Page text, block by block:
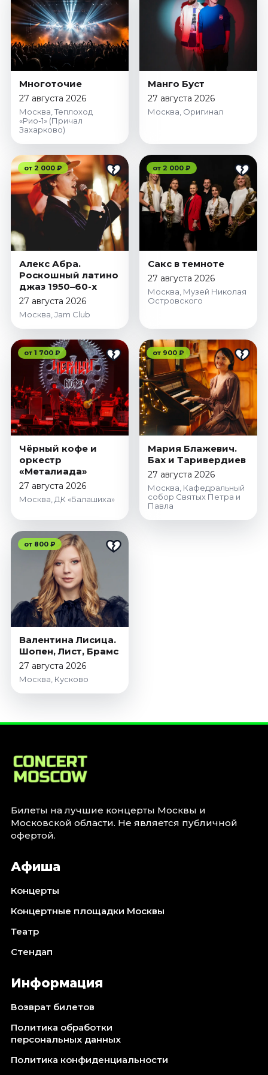
Январь 2027
Стендап
Август 2026
Сентябрь 2026
Ноябрь 2026
Декабрь 2026
Выставки
Август 2026
Сентябрь 2026
Октябрь 2026
Декабрь 2026
Январь 2027
Экскурсии
Сентябрь 2026
Октябрь 2026
Спорт
Август 2026
Октябрь 2026
События
Август 2026
Сентябрь 2026
Октябрь 2026
Декабрь 2026
Январь 2027
Многоточие
27 августа 2026
Москва, Теплоход
«Рио-1» (Причал
Захарково)
Манго Буст
27 августа 2026
Москва, Оригинал
от 2 000 ₽
Алекс Абра.
Роскошный латино
джаз 1950–60-х
27 августа 2026
Москва, Jam Club
от 2 000 ₽
Сакс в темноте
27 августа 2026
Москва, Музей Николая
Островского
от 1 700 ₽
Чёрный кофе и
оркестр
«Металиада»
27 августа 2026
Москва, ДК «Балашиха»
от 900 ₽
Мария Блажевич.
Бах и Таривердиев
27 августа 2026
Москва, Кафедральный
собор Святых Петра и
Павла
от 800 ₽
Валентина Лисица.
Шопен, Лист, Брамс
27 августа 2026
Москва, Кусково
Билеты на лучшие концерты Москвы и
Московской области. Не является публичной
офертой.
Афиша
Концерты
Концертные площадки Москвы
Театр
Стендап
Информация
Возврат билетов
Политика обработки
персональных данных
Политика конфиденциальности